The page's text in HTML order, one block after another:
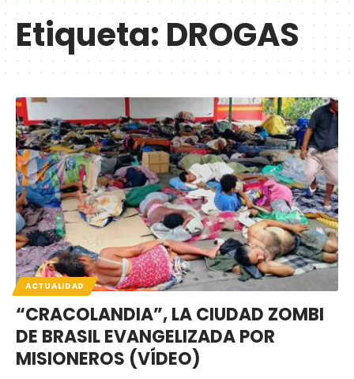
Etiqueta:DROGAS
ACTUALIDAD
“CRACOLANDIA”, LA CIUDAD ZOMBI
DE BRASIL EVANGELIZADA POR
MISIONEROS (VÍDEO)